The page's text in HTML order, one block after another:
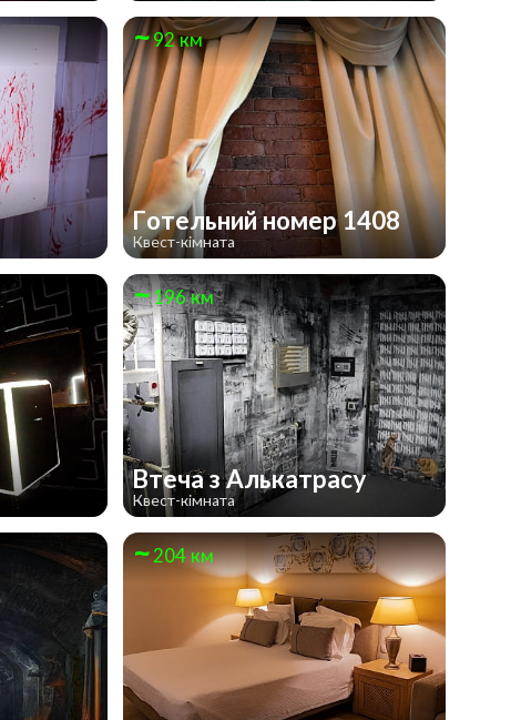
92 км
Готельний номер 1408
Квест-кімната
196 км
Втеча з Алькатрасу
Квест-кімната
204 км